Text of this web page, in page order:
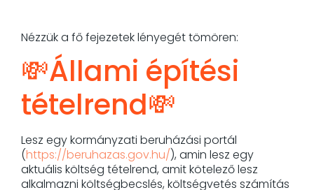
Nézzük a fő fejezetek lényegét tömören:
💸Állami építési
tételrend💸
Lesz egy kormányzati beruházási portál
(https://beruhazas.gov.hu/), amin lesz egy
aktuális költség tételrend, amit kötelező lesz
alkalmazni költségbecslés, költségvetés számítás